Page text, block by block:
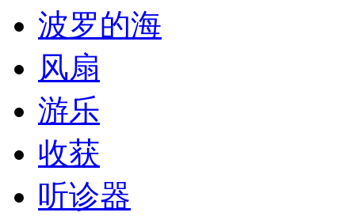
波罗的海
风扇
游乐
收获
听诊器